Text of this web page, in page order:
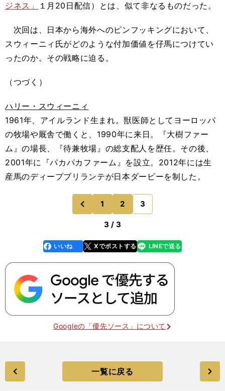
ジネス」
１月20日配信）とは、似て非なるものだった。
次回は、日本から海外へのピンフッキングにおいて、
スウィーニィ氏がどのような付加価値を仔馬につけてい
ったのか。その戦略に迫る。
（つづく）
ハリー・スウィーニィ
1961年、アイルランド生まれ。獣医師としてヨーロッパ
の牧場や厩舎で働くと、1990年に来日。『大樹ファー
ム』の場長、『待兼牧場』の総支配人を歴任。その後、
2001年に『パカパカファーム』を設立。2012年には生
産馬のディープブリランテが日本ダービーを制した。
前
のページへ
1 2 3
3 / 3
faceboo
k
いいね Xでポストする
line LINEで送る
Googleの「優先ソース」について
一覧に戻る